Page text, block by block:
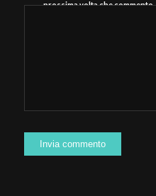
prossima volta che commento.